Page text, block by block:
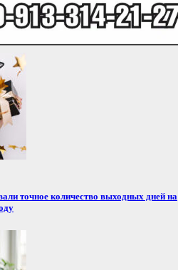
точное количество выходных дней на